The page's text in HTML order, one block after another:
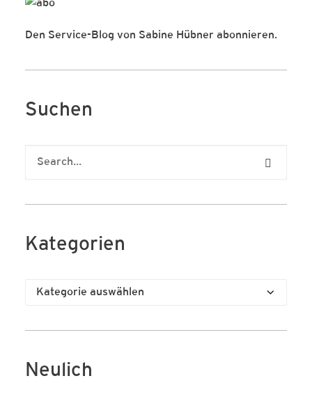
Den Service-Blog von Sabine Hübner abonnieren.
Suchen
Kategorien
Kategorien
Neulich